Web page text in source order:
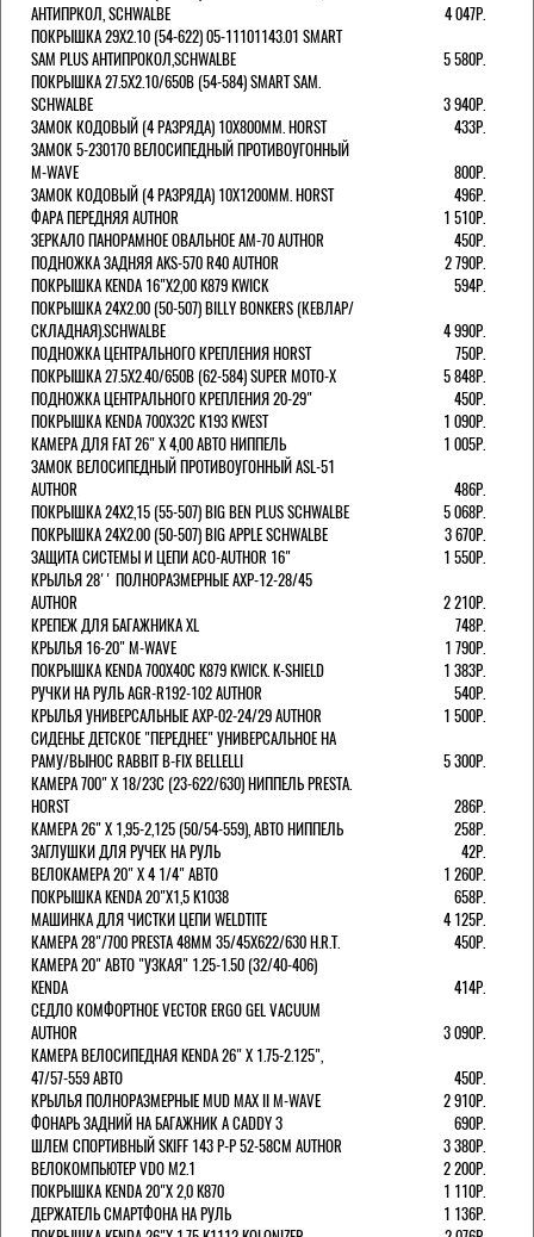
АНТИПРКОЛ, SCHWALBE
4 047Р.
ПОКРЫШКА 29X2.10 (54-622) 05-11101143.01 SMART
SAM PLUS АНТИПРОКОЛ,SCHWALBE
5 580Р.
ПОКРЫШКА 27.5X2.10/650B (54-584) SMART SAM.
SCHWALBE
3 940Р.
ЗАМОК КОДОВЫЙ (4 РАЗРЯДА) 10Х800ММ. HORST
433Р.
ЗАМОК 5-230170 ВЕЛОСИПЕДНЫЙ ПРОТИВОУГОННЫЙ
M-WAVE
800Р.
ЗАМОК КОДОВЫЙ (4 РАЗРЯДА) 10Х1200ММ. HORST
496Р.
ФАРА ПЕРЕДНЯЯ AUTHOR
1 510Р.
ЗЕРКАЛО ПАНОРАМНОЕ ОВАЛЬНОЕ AM-70 AUTHOR
450Р.
ПОДНОЖКА ЗАДНЯЯ AKS-570 R40 AUTHOR
2 790Р.
ПОКРЫШКА KENDA 16"Х2,00 K879 KWICK
594Р.
ПОКРЫШКА 24X2.00 (50-507) BILLY BONKERS (КЕВЛАР/
СКЛАДНАЯ).SCHWALBE
4 990Р.
ПОДНОЖКА ЦЕНТРАЛЬНОГО КРЕПЛЕНИЯ HORST
750Р.
ПОКРЫШКА 27.5X2.40/650B (62-584) SUPER MOTO-X
5 848Р.
ПОДНОЖКА ЦЕНТРАЛЬНОГО КРЕПЛЕНИЯ 20-29"
450Р.
ПОКРЫШКА KENDA 700Х32С K193 KWEST
1 090Р.
КАМЕРА ДЛЯ FAT 26" X 4,00 АВТО НИППЕЛЬ
1 005Р.
ЗАМОК ВЕЛОСИПЕДНЫЙ ПРОТИВОУГОННЫЙ ASL-51
AUTHOR
486Р.
ПОКРЫШКА 24X2,15 (55-507) BIG BEN PLUS SCHWALBE
5 068Р.
ПОКРЫШКА 24X2.00 (50-507) BIG APPLE SCHWALBE
3 670Р.
ЗАЩИТА СИСТЕМЫ И ЦЕПИ ACO-AUTHOR 16"
1 550Р.
КРЫЛЬЯ 28'' ПОЛНОРАЗМЕРНЫЕ AXP-12-28/45
AUTHOR
2 210Р.
КРЕПЕЖ ДЛЯ БАГАЖНИКА XL
748Р.
КРЫЛЬЯ 16-20" M-WAVE
1 790Р.
ПОКРЫШКА KENDA 700Х40С K879 KWICK. K-SHIELD
1 383Р.
РУЧКИ НА РУЛЬ AGR-R192-102 AUTHOR
540Р.
КРЫЛЬЯ УНИВЕРСАЛЬНЫЕ AXP-02-24/29 AUTHOR
1 500Р.
СИДЕНЬЕ ДЕТСКОЕ "ПЕРЕДНЕЕ" УНИВЕРСАЛЬНОЕ НА
РАМУ/ВЫНОС RABBIT B-FIX BELLELLI
5 300Р.
КАМЕРА 700" Х 18/23C (23-622/630) НИППЕЛЬ PRESTA.
HORST
286Р.
КАМЕРА 26" X 1,95-2,125 (50/54-559), АВТО НИППЕЛЬ
258Р.
ЗАГЛУШКИ ДЛЯ РУЧЕК НА РУЛЬ
42Р.
ВЕЛОКАМЕРА 20" Х 4 1/4" АВТО
1 260Р.
ПОКРЫШКА KENDA 20"Х1,5 K1038
658Р.
МАШИНКА ДЛЯ ЧИСТКИ ЦЕПИ WELDTITE
4 125Р.
КАМЕРА 28"/700 PRESTA 48ММ 35/45Х622/630 H.R.T.
450Р.
КАМЕРА 20" АВТО "УЗКАЯ" 1.25-1.50 (32/40-406)
KENDA
414Р.
СЕДЛО КОМФОРТНОЕ VECTOR ERGO GEL VACUUM
AUTHOR
3 090Р.
КАМЕРА ВЕЛОСИПЕДНАЯ KENDA 26" Х 1.75-2.125",
47/57-559 АВТО
450Р.
КРЫЛЬЯ ПОЛНОРАЗМЕРНЫЕ MUD MAX II M-WAVE
2 910Р.
ФОНАРЬ ЗАДНИЙ НА БАГАЖНИК A CADDY 3
690Р.
ШЛЕМ СПОРТИВНЫЙ SKIFF 143 Р-Р 52-58СМ AUTHOR
3 380Р.
ВЕЛОКОМПЬЮТЕР VDO M2.1
2 200Р.
ПОКРЫШКА KENDA 20"Х 2,0 K870
1 110Р.
ДЕРЖАТЕЛЬ СМАРТФОНА НА РУЛЬ
1 136Р.